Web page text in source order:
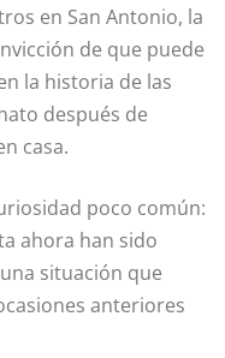
en San Antonio, la
de que puede
la historia de las
después de
casa.
poco común:
ahora han sido
situación que
anteriores